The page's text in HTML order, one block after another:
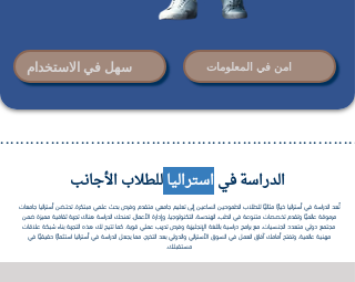
سهل في الاستخدام امن في المعلومات
الدراسة فياسترالياللطلاب الأجانب
تُعد الدراسة في أستراليا خيارًا مثاليًا للطلاب الطموحين الساعين إلى تعليم جامعي متقدم وفرص بحث علمي مبتكرة. تحتضن أستراليا جامعات
مرموقة عالميًا وتقدم تخصصات متنوعة في الطب، الهندسة، التكنولوجيا، وإدارة الأعمال. تمنحك الدراسة هناك تجربة ثقافية مميزة ضمن
مجتمع دولي متعدد الجنسيات، مع برامج دراسية باللغة الإنجليزية وفرص تدريب عملي قوية. كما تتيح لك هذه التجربة بناء شبكة علاقات
مهنية عالمية، وتفتح أمامك آفاق العمل في السوق الأسترالي والدولي بعد التخرج، مما يجعل الدراسة في أستراليا استثمارًا حقيقيًا في
مستقبلك.